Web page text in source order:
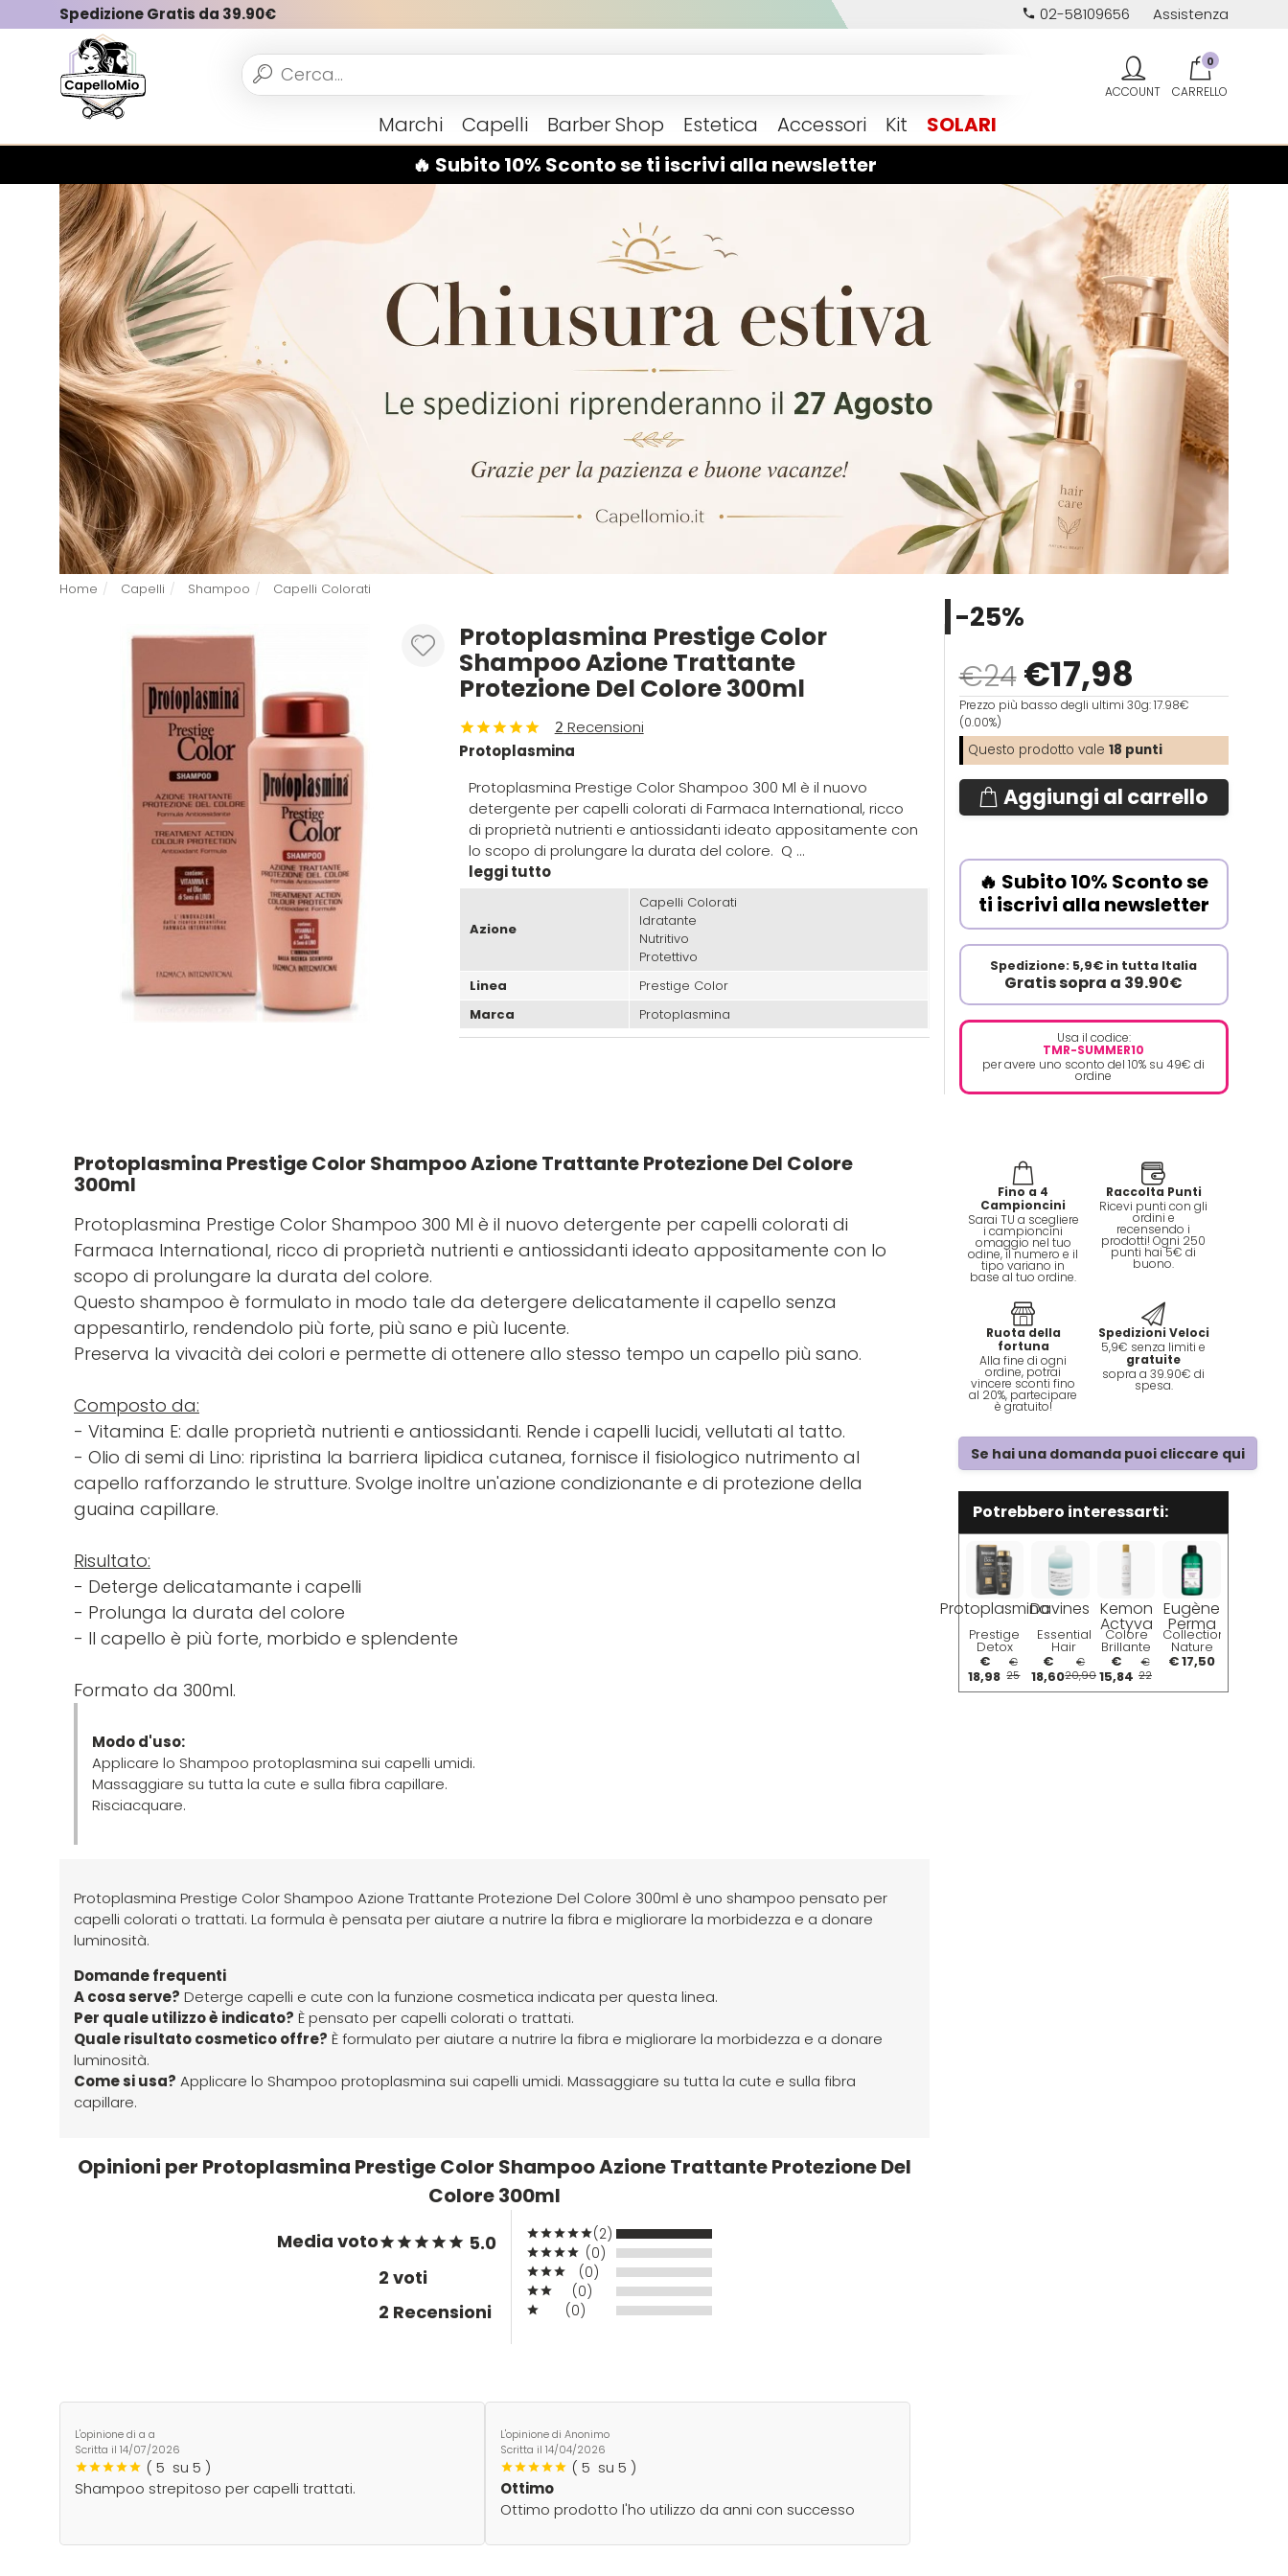
🔥 Subito 10% Sconto se ti iscrivi alla newsletter
Spedizione Gratis da 39.90€ 02-58109656 Assistenza
Vedi tutto Marchi Capelli Barber Shop Estetica Accessori Kit SOLARI
0
Home Capelli Shampoo Capelli Colorati
Protoplasmina Prestige Color
Shampoo Azione Trattante
Protezione Del Colore 300ml
2 Recensioni
Protoplasmina
Protoplasmina Prestige Color Shampoo 300 Ml è il nuovo
detergente per capelli colorati di Farmaca International, ricco
di proprietà nutrienti e antiossidanti ideato appositamente con
lo scopo di prolungare la durata del colore. Q ...
leggi tutto
Azione
Capelli Colorati
Idratante
Nutritivo
Protettivo
Linea
Prestige Color
Marca
Protoplasmina
€24 €17,98
-25%
Prezzo più basso degli ultimi 30g: 17.98€
(0.00%)
Questo prodotto vale 18 punti
Aggiungi al carrello
🔥 Subito 10% Sconto se
ti iscrivi alla newsletter
Spedizione: 5,9€ in tutta Italia
Gratis sopra a 39.90€
Usa il codice:
TMR-SUMMER10
per avere uno sconto del 10% su 49€ di
ordine
Protoplasmina Prestige Color Shampoo Azione Trattante Protezione Del Colore
300ml
Protoplasmina Prestige Color Shampoo 300 Ml è il nuovo detergente per capelli colorati di
Farmaca International, ricco di proprietà nutrienti e antiossidanti ideato appositamente con lo
scopo di prolungare la durata del colore.
Questo shampoo è formulato in modo tale da detergere delicatamente il capello senza
appesantirlo, rendendolo più forte, più sano e più lucente.
Preserva la vivacità dei colori e permette di ottenere allo stesso tempo un capello più sano.
Composto da:
- Vitamina E: dalle proprietà nutrienti e antiossidanti. Rende i capelli lucidi, vellutati al tatto.
- Olio di semi di Lino: ripristina la barriera lipidica cutanea, fornisce il fisiologico nutrimento al
capello rafforzando le strutture. Svolge inoltre un'azione condizionante e di protezione della
guaina capillare.
Risultato:
- Deterge delicatamante i capelli
- Prolunga la durata del colore
- Il capello è più forte, morbido e splendente
Formato da 300ml.
Modo d'uso:
Applicare lo Shampoo protoplasmina sui capelli umidi.
Massaggiare su tutta la cute e sulla fibra capillare.
Risciacquare.
Protoplasmina Prestige Color Shampoo Azione Trattante Protezione Del Colore 300ml è uno shampoo pensato per
capelli colorati o trattati. La formula è pensata per aiutare a nutrire la fibra e migliorare la morbidezza e a donare
luminosità.
Domande frequenti
A cosa serve? Deterge capelli e cute con la funzione cosmetica indicata per questa linea.
Per quale utilizzo è indicato? È pensato per capelli colorati o trattati.
Quale risultato cosmetico offre? È formulato per aiutare a nutrire la fibra e migliorare la morbidezza e a donare
luminosità.
Come si usa? Applicare lo Shampoo protoplasmina sui capelli umidi. Massaggiare su tutta la cute e sulla fibra
capillare.
Opinioni per Protoplasmina Prestige Color Shampoo Azione Trattante Protezione Del
Colore 300ml
Media voto
5.0
2 voti
2 Recensioni
(2)
(0)
(0)
(0)
(0)
L'opinione di a a
Scritta il 14/07/2026
( 5 su 5 )
Shampoo strepitoso per capelli trattati.
L'opinione di Anonimo
Scritta il 14/04/2026
( 5 su 5 )
Ottimo
Ottimo prodotto l'ho utilizzo da anni con successo
Fino a 4
Campioncini
Sarai TU a scegliere
i campioncini
omaggio nel tuo
odine, il numero e il
tipo variano in
base al tuo ordine.
Raccolta Punti
Ricevi punti con gli
ordini e
recensendo i
prodotti! Ogni 250
punti hai 5€ di
buono.
Ruota della
fortuna
Alla fine di ogni
ordine, potrai
vincere sconti fino
al 20%, partecipare
è gratuito!
Spedizioni Veloci
5,9€ senza limiti e
gratuite
sopra a 39.90€ di
spesa.
Se hai una domanda puoi cliccare qui
Potrebbero interessarti:
Protoplasmina
Prestige
Detox
Shampoo
300ml
Azione
Anti-
€
18,98
€
25
Davines
Essential
Hair
Care
Minu
Shampoo
250ml
€
18,60
€
20,90
Kemon
Actyva
Colore
Brillante
Shampoo
250ml
€
15,84
€
22
Eugène
Perma
Collections
Nature
Shampoo
Couleur
€ 17,50